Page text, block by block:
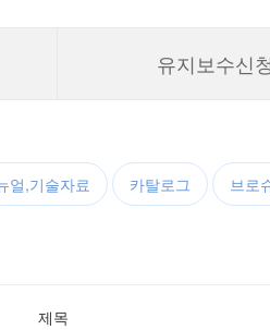
유지보수신청
얼,기술자료 카탈로그 브로
제목